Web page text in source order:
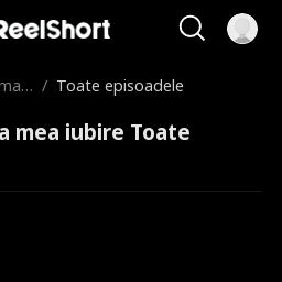
/ Toate episoadele
mea iubire Toate